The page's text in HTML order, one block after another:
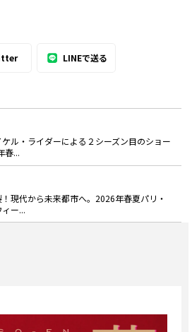
LINEで送る
ル・ライダーによる２シーズン目のショー
春...
現代から未来都市へ。2026年春夏パリ・
ー...